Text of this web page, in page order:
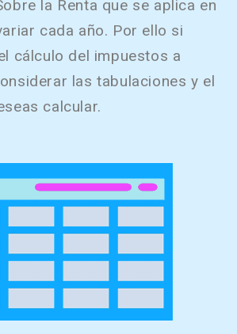
la Renta que se aplica en
cada año. Por ello si
cálculo del impuestos a
las tabulaciones y el
calcular.